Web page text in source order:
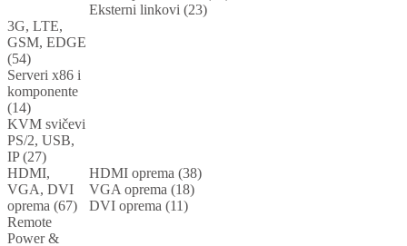
Eksterni linkovi (23)
3G, LTE,
GSM, EDGE
(54)
Serveri x86 i
komponente
(14)
KVM svičevi
PS/2, USB,
IP (27)
HDMI,
VGA, DVI
oprema (67)
HDMI oprema (38)
VGA oprema (18)
DVI oprema (11)
Remote
Power &